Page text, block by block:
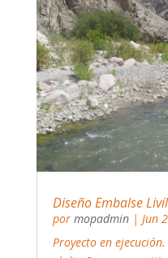
Diseño Embalse
pormopadmin|Jun
Proyecto en
el diseño que
del futuro Embalse